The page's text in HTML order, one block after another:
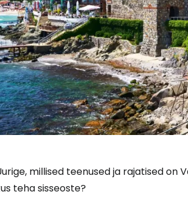
millised teenused ja rajatised on
teha sisseoste?